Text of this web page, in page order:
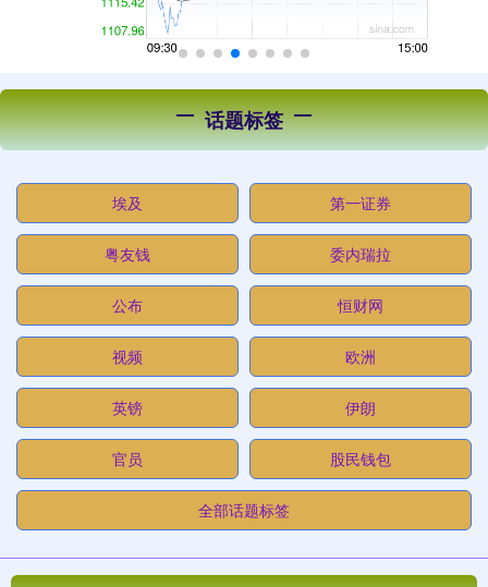
话题标签
埃及 第一证券
粤友钱 委内瑞拉
公布 恒财网
视频 欧洲
英镑 伊朗
官员 股民钱包
全部话题标签